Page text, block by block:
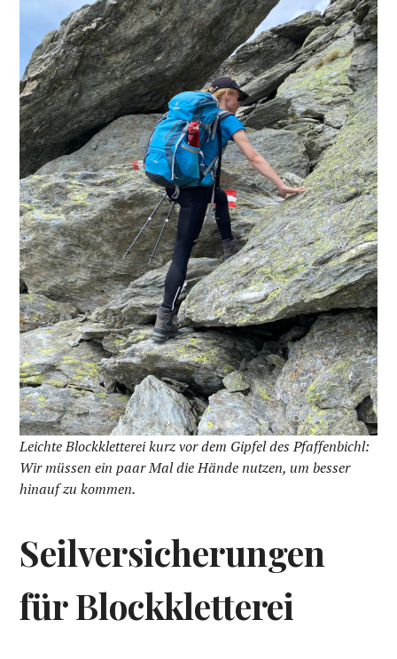
Leichte Blockkletterei kurz vor dem Gipfel des Pfaffenbichl:
Wir müssen ein paar Mal die Hände nutzen, um besser
hinauf zu kommen.
Seilversicherungen
für Blockkletterei